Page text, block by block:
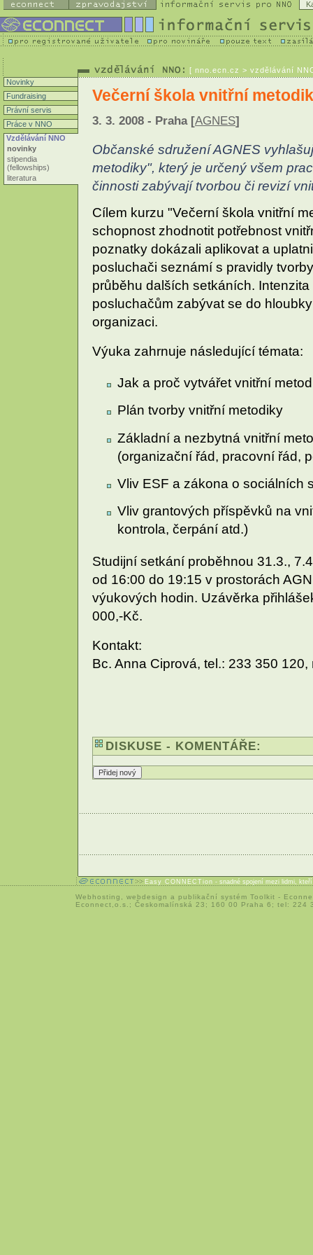
[ nno.ecn.cz > vzdělávání
Novinky
Fundraising
Právní servis
Práce v NNO
Vzdělávání NNO
novinky
stipendia
(fellowships)
literatura
Večerní škola vnitřní
3. 3. 2008 - Praha [AGNES]
Občanské sdružení AGNES
metodiky", který je určený všem
činnosti zabývají tvorbou či revizí
Cílem kurzu "Večerní škola vnitřní
schopnost zhodnotit potřebnost
poznatky dokázali aplikovat a
posluchači seznámí s pravidly
průběhu dalších setkáních.
posluchačům zabývat se do
organizaci.
Výuka zahrnuje následující témata:
Jak a proč vytvářet vnitřní
Plán tvorby vnitřní metodiky
Základní a nezbytná vnitřní
(organizační řád, pracovní řád,
Vliv ESF a zákona o sociálních
Vliv grantových příspěvků na
kontrola, čerpání atd.)
Studijní setkání proběhnou 31.3.,
od 16:00 do 19:15 v prostorách
výukových hodin. Uzávěrka
000,-Kč.
Kontakt:
Bc. Anna Ciprová, tel.: 233 350
DISKUSE - KOMENTÁŘE:
Easy CONNECTion - snadné spojení mezi lidmi,
Webhosting webdesign a publikační systém Toolkit -
Econnect,o.s.; Českomalínská 23; 160 00 Praha 6; tel: 224